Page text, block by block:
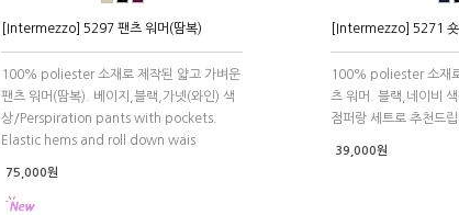
[Intermezzo] 5297 팬츠 워머(땀복)
100% poliester 소재로 제작된 얇고 가벼운
팬츠 워머(땀복). 베이지,블랙,가넷(와인) 색
상/Perspiration pants with pockets.
Elastic hems and roll down wais
75,000원
[Intermezzo] 5271 숏
100% poliester 소재
츠 워머. 블랙,네이비
점퍼랑 세트로 추천드립
39,000원